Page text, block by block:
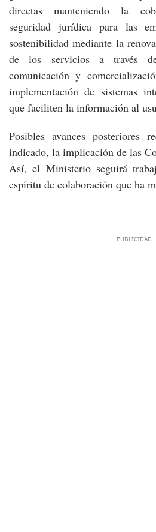
directas manteniendo la
seguridad jurídica para las
sostenibilidad mediante la
de los servicios a través
comunicación y
implementación de sistemas
que faciliten la información al
Posibles avances posteriores
indicado, la implicación de las
Así, el Ministerio seguirá
espíritu de colaboración que ha